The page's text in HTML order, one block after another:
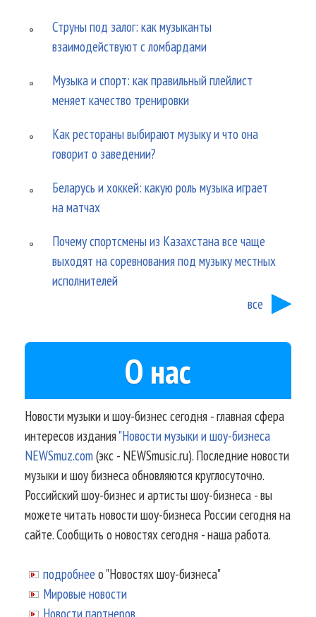
Струны под залог: как музыканты
взаимодействуют с ломбардами
Музыка и спорт: как правильный плейлист
меняет качество тренировки
Как рестораны выбирают музыку и что она
говорит о заведении?
Беларусь и хоккей: какую роль музыка играет
на матчах
Почему спортсмены из Казахстана все чаще
выходят на соревнования под музыку местных
исполнителей
все
О нас
Новости музыки и шоу-бизнес сегодня - главная сфера
интересов издания"Новости музыки и шоу-бизнеса
NEWSmuz.com(экс - NEWSmusic.ru). Последние новости
музыки и шоу бизнеса обновляются круглосуточно.
Российский шоу-бизнес и артисты шоу-бизнеса - вы
можете читать новости шоу-бизнеса России сегодня на
сайте. Сообщить о новостях сегодня - наша работа.
подробнее о "Новостях шоу-бизнеса"
Мировые новости
Новости партнеров